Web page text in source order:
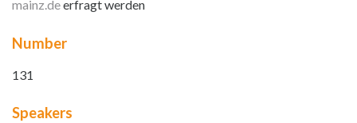
mainz.deerfragt werden
Number
131
Speakers